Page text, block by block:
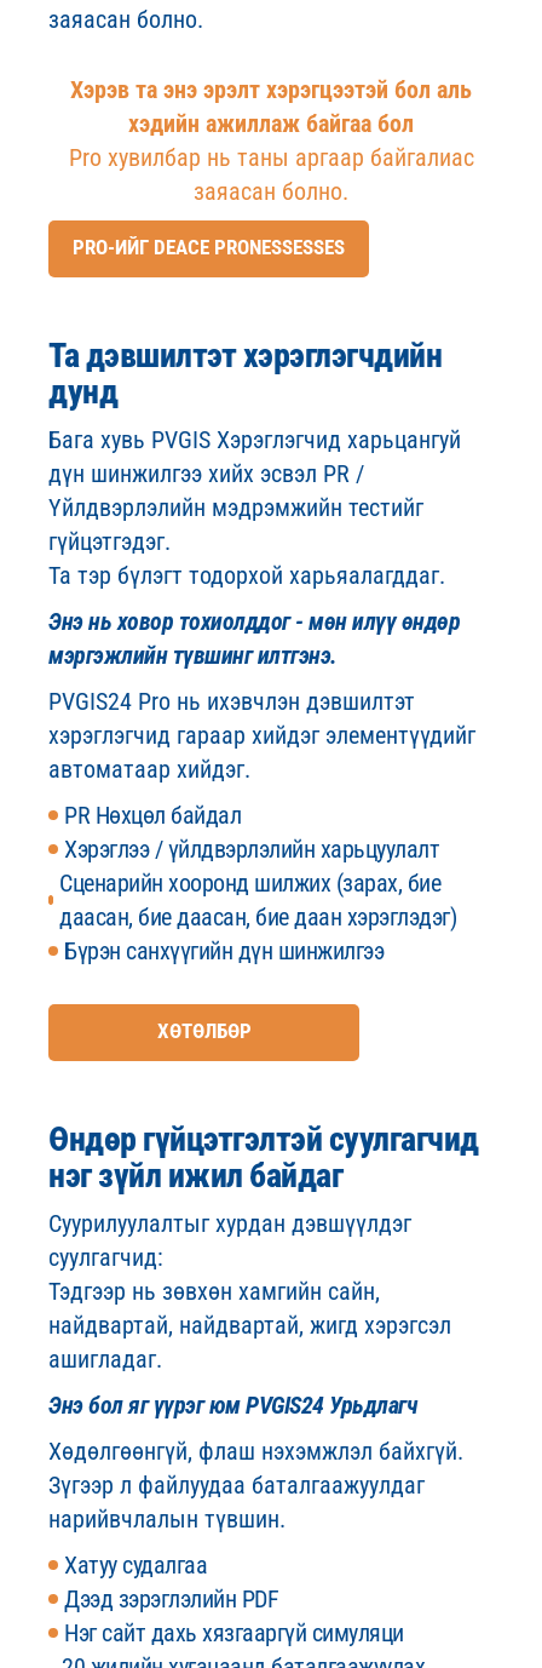
заяасан болно.
Хэрэв та энэ эрэлт хэрэгцээтэй бол аль
хэдийн ажиллаж байгаа бол
Pro хувилбар нь таны аргаар байгалиас
заяасан болно.
PRO-ИЙГ DEACE PRONESSESSES
Та дэвшилтэт хэрэглэгчдийн
дунд
Бага хувь PVGIS Хэрэглэгчид харьцангуй
дүн шинжилгээ хийх эсвэл PR /
Үйлдвэрлэлийн мэдрэмжийн тестийг
гүйцэтгэдэг.
Та тэр бүлэгт тодорхой харьяалагддаг.
Энэ нь ховор тохиолддог - мөн илүү өндөр
мэргэжлийн түвшинг илтгэнэ.
PVGIS24 Pro нь ихэвчлэн дэвшилтэт
хэрэглэгчид гараар хийдэг элементүүдийг
автоматаар хийдэг.
PR Нөхцөл байдал
Хэрэглээ / үйлдвэрлэлийн харьцуулалт
Сценарийн хооронд шилжих (зарах, бие
даасан, бие даасан, бие даан хэрэглэдэг)
Бүрэн санхүүгийн дүн шинжилгээ
ХӨТӨЛБӨР
Өндөр гүйцэтгэлтэй суулгагчид
нэг зүйл ижил байдаг
Суурилуулалтыг хурдан дэвшүүлдэг
суулгагчид:
Тэдгээр нь зөвхөн хамгийн сайн,
найдвартай, найдвартай, жигд хэрэгсэл
ашигладаг.
Энэ бол яг үүрэг юм PVGIS24 Урьдлагч
Хөдөлгөөнгүй, флаш нэхэмжлэл байхгүй.
Зүгээр л файлуудаа баталгаажуулдаг
нарийвчлалын түвшин.
Хатуу судалгаа
Дээд зэрэглэлийн PDF
Нэг сайт дахь хязгааргүй симуляци